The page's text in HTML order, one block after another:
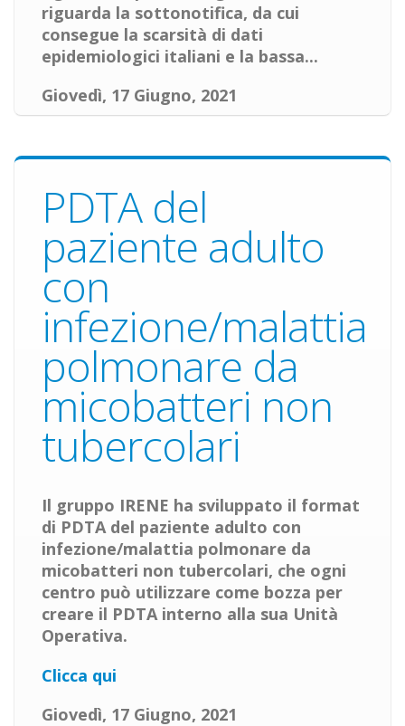
riguarda la sottonotifica, da cui
consegue la scarsità di dati
epidemiologici italiani e la bassa...
Giovedì, 17 Giugno, 2021
PDTA del
paziente adulto
con
infezione/malattia
polmonare da
micobatteri non
tubercolari
Il gruppo IRENE ha sviluppato il format
di PDTA del paziente adulto con
infezione/malattia polmonare da
micobatteri non tubercolari, che ogni
centro può utilizzare come bozza per
creare il PDTA interno alla sua Unità
Operativa.
Clicca qui
Giovedì, 17 Giugno, 2021